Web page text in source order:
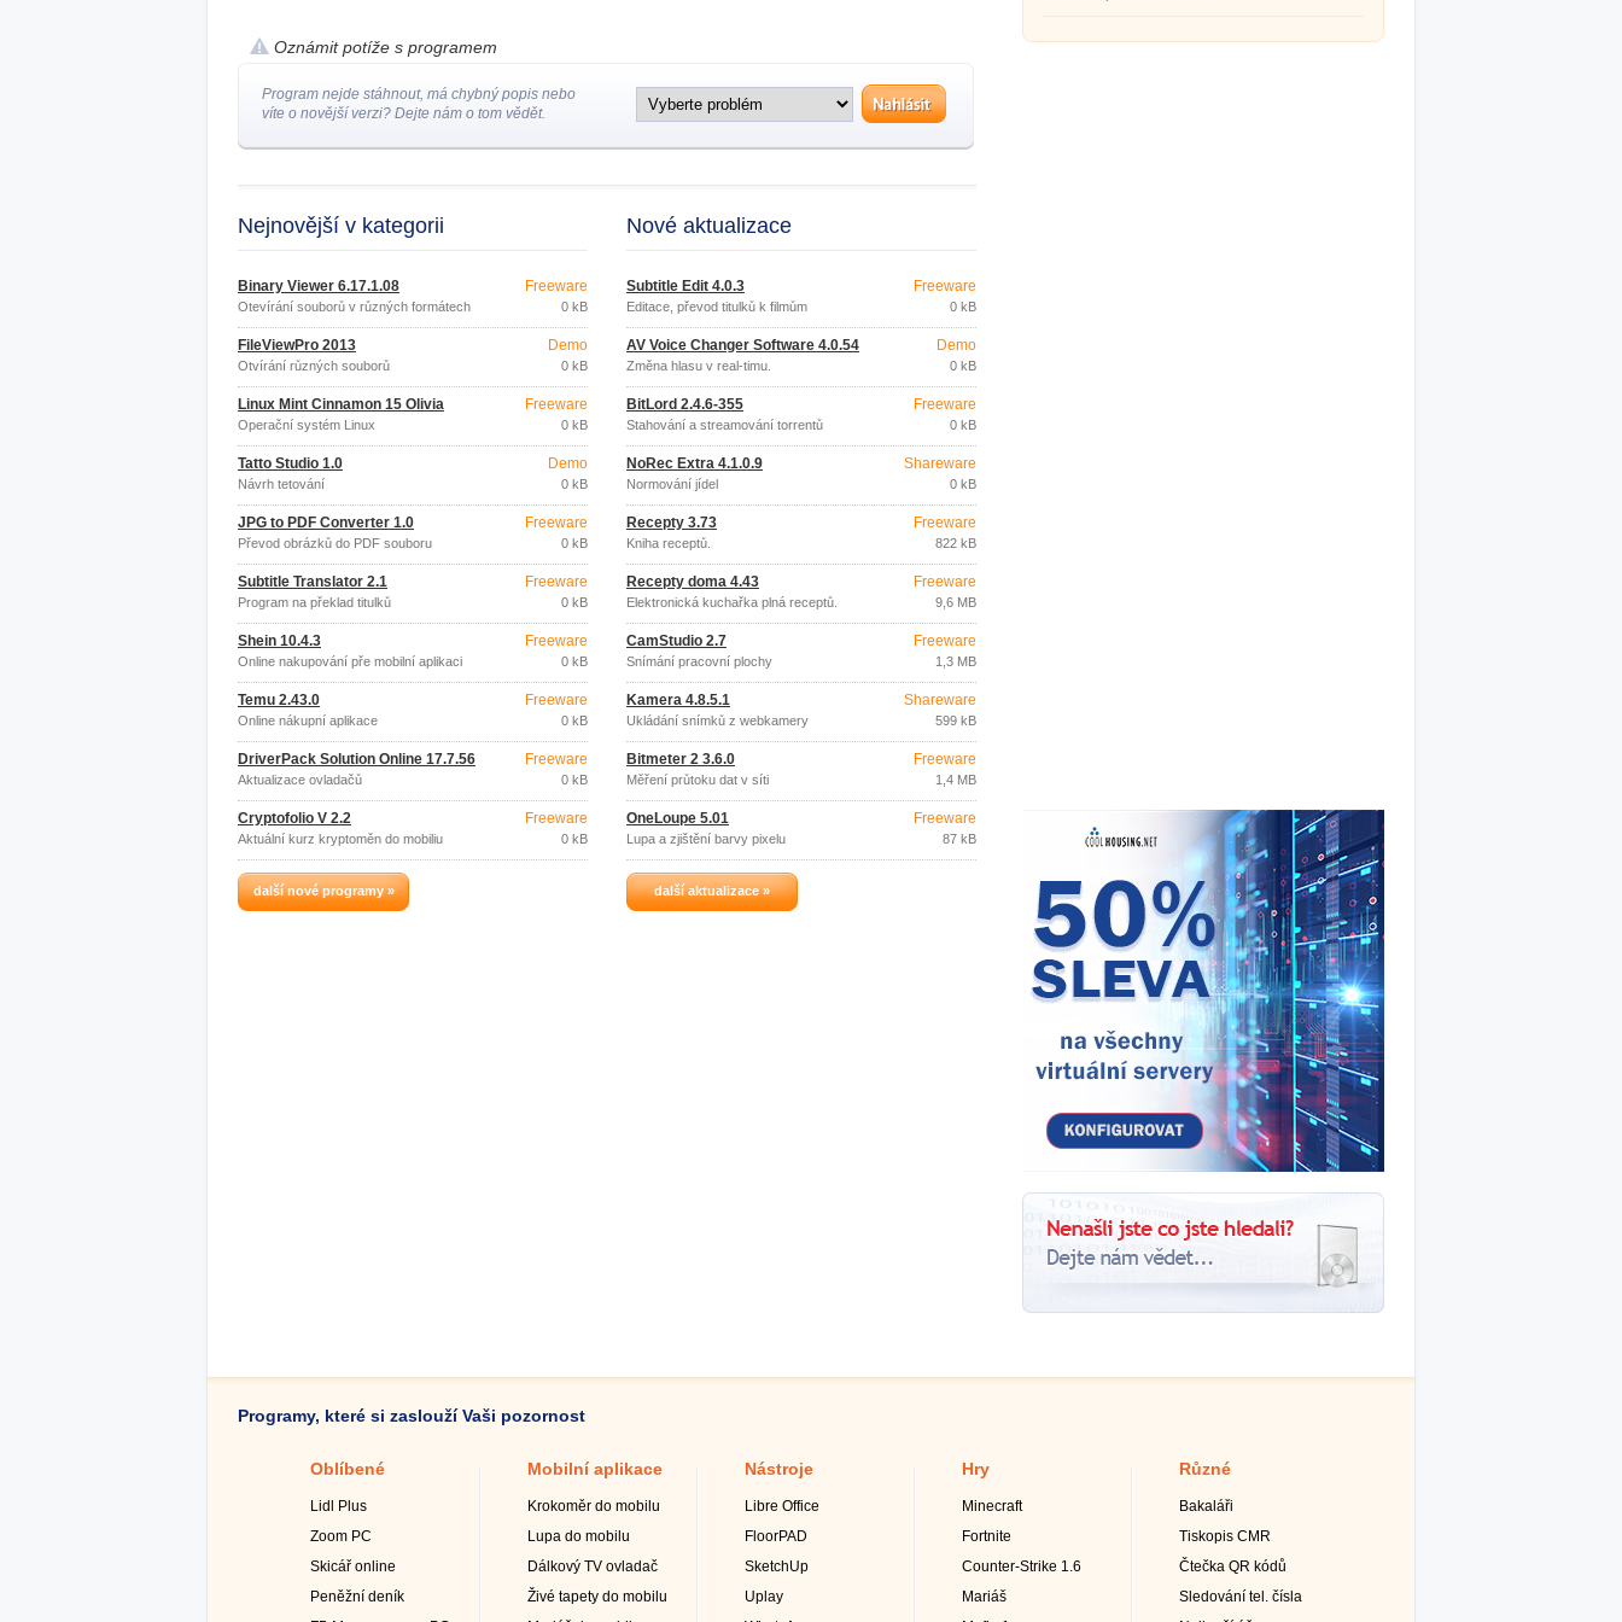
Oznámit potíže s programem
Program nejde stáhnout, má chybný popis nebo
víte o novější verzi? Dejte nám o tom vědět.
Nejnovější v kategorii
Binary Viewer 6.17.1.08
Otevírání souborů v různých formátech
Freeware
0 kB
FileViewPro 2013
Otvírání různých souborů
Demo
0 kB
Linux Mint Cinnamon 15 Olivia
Operační systém Linux
Freeware
0 kB
Tatto Studio 1.0
Návrh tetování
Demo
0 kB
JPG to PDF Converter 1.0
Převod obrázků do PDF souboru
Freeware
0 kB
Subtitle Translator 2.1
Program na překlad titulků
Freeware
0 kB
Shein 10.4.3
Online nakupování pře mobilní aplikaci
Freeware
0 kB
Temu 2.43.0
Online nákupní aplikace
Freeware
0 kB
DriverPack Solution Online 17.7.56
Aktualizace ovladačů
Freeware
0 kB
Cryptofolio V 2.2
Aktuální kurz kryptoměn do mobiliu
Freeware
0 kB
další nové programy »
Nové aktualizace
Subtitle Edit 4.0.3
Editace, převod titulků k filmům
Freeware
0 kB
AV Voice Changer Software 4.0.54
Změna hlasu v real-timu.
Demo
0 kB
BitLord 2.4.6-355
Stahování a streamování torrentů
Freeware
0 kB
NoRec Extra 4.1.0.9
Normování jídel
Shareware
0 kB
Recepty 3.73
Kniha receptů.
Freeware
822 kB
Recepty doma 4.43
Elektronická kuchařka plná receptů.
Freeware
9,6 MB
CamStudio 2.7
Snímání pracovní plochy
Freeware
1,3 MB
Kamera 4.8.5.1
Ukládání snímků z webkamery
Shareware
599 kB
Bitmeter 2 3.6.0
Měření průtoku dat v síti
Freeware
1,4 MB
OneLoupe 5.01
Lupa a zjištění barvy pixelu
Freeware
87 kB
další aktualizace »
Programy, které si zaslouží Vaši pozornost
Oblíbené
Lidl Plus
Zoom PC
Skicář online
Peněžní deník
Mobilní aplikace
Krokoměr do mobilu
Lupa do mobilu
Dálkový TV ovladač
Živé tapety do mobilu
Nástroje
Libre Office
FloorPAD
SketchUp
Uplay
Hry
Minecraft
Fortnite
Counter-Strike 1.6
Mariáš
Různé
Bakaláři
Tiskopis CMR
Čtečka QR kódů
Sledování tel. čísla